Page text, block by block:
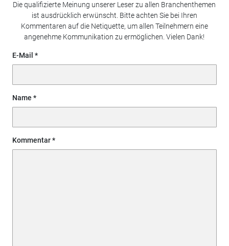
Die qualifizierte Meinung unserer Leser zu allen Branchenthemen
ist ausdrücklich erwünscht. Bitte achten Sie bei Ihren
Kommentaren auf die Netiquette, um allen Teilnehmern eine
angenehme Kommunikation zu ermöglichen. Vielen Dank!
E-Mail
Name
Kommentar